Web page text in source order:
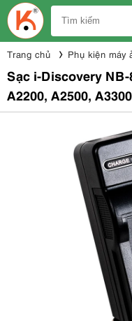
Trang chủ Phụ kiện máy
Sạc i-Discovery
A2200, A2500, A3300